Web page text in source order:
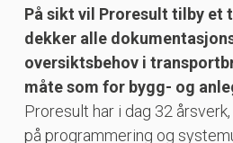
På sikt vil Proresult tilby et
dekker alle
oversiktsbehov i
måte som for bygg- og
Proresult har i dag 32
på programmering og